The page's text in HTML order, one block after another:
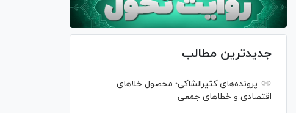
جدیدترین مطالب
پرونده‌های کثیرالشاکی؛ محصول خلا‌های
اقتصادی و خطا‌های جمعی